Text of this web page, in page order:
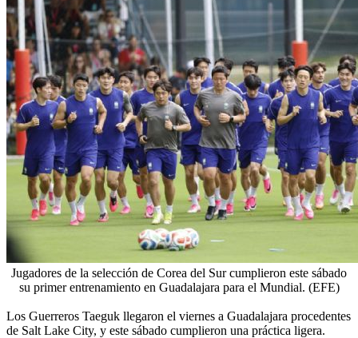
Jugadores de la selección de Corea del Sur cumplieron este sábado
su primer entrenamiento en Guadalajara para el Mundial. (EFE)
Los Guerreros Taeguk llegaron el viernes a Guadalajara procedentes
de Salt Lake City, y este sábado cumplieron una práctica ligera.